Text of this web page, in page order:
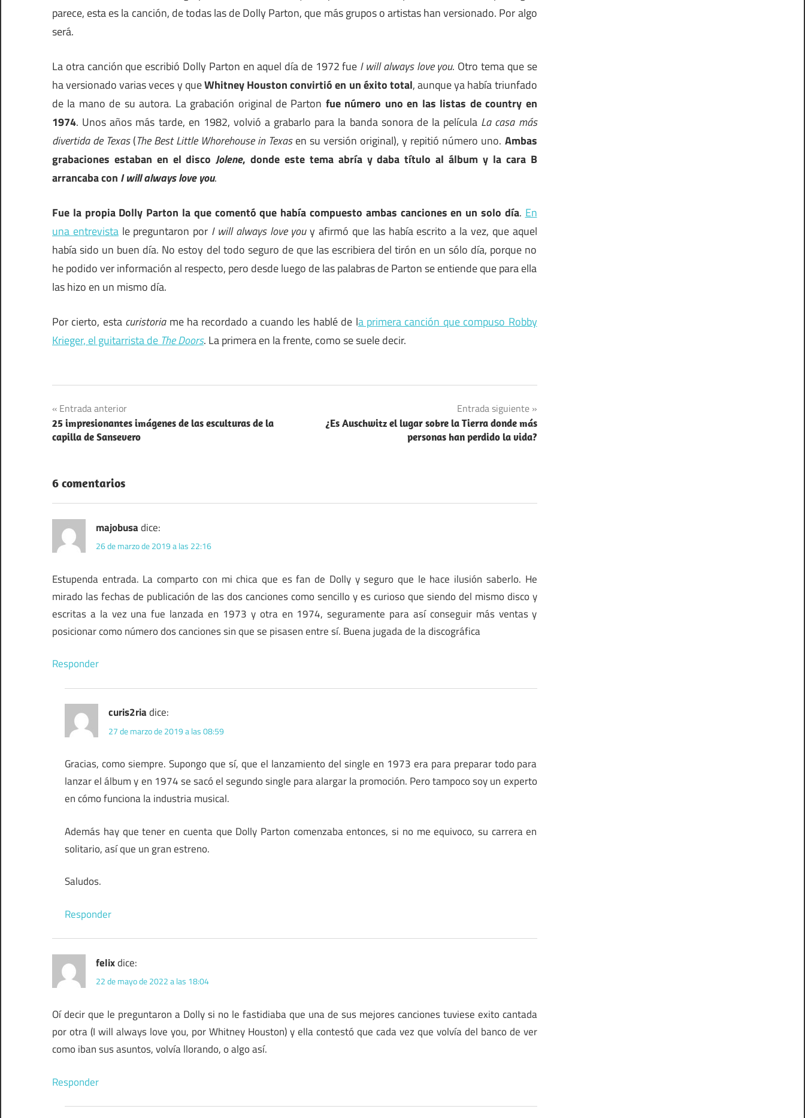
parece, esta es la canción, de todas las de Dolly Parton, que más grupos o artistas han versionado. Por algo
será.
La otra canción que escribió Dolly Parton en aquel día de 1972 fue I will always love you. Otro tema que se
ha versionado varias veces y queWhitney Houston convirtió en un éxito total, aunque ya había triunfado
de la mano de su autora. La grabación original de Parton fue número uno en las listas de country en
1974. Unos años más tarde, en 1982, volvió a grabarlo para la banda sonora de la película La casa más
divertida de Texas(The Best Little Whorehouse in Texasen su versión original), y repitió número uno. Ambas
grabaciones estaban en el discoJolene, donde este tema abría y daba título al álbum y la cara B
arrancaba con I will always love you.
Fue la propia Dolly Parton la que comentó que había compuesto ambas canciones en un solo día. En
una entrevistale preguntaron por I will always love youy afirmó que las había escrito a la vez, que aquel
había sido un buen día. No estoy del todo seguro de que las escribiera del tirón en un sólo día, porque no
he podido ver información al respecto, pero desde luego de las palabras de Parton se entiende que para ella
las hizo en un mismo día.
Por cierto, esta curistoriame ha recordado a cuando les hablé de la primera canción que compuso Robby
Krieger, el guitarrista de The Doors. La primera en la frente, como se suele decir.
Navegación
de
Entrada anterior
25 impresionantes imágenes de las esculturas de la
capilla de Sansevero
Entrada siguiente
¿Es Auschwitz el lugar sobre la Tierra donde más
personas han perdido la vida?
6 comentarios
majobusadice:
26 de marzo de 2019 a las 22:16
Estupenda entrada. La comparto con mi chica que es fan de Dolly y seguro que le hace ilusión saberlo. He
mirado las fechas de publicación de las dos canciones como sencillo y es curioso que siendo del mismo disco y
escritas a la vez una fue lanzada en 1973 y otra en 1974, seguramente para así conseguir más ventas y
posicionar como número dos canciones sin que se pisasen entre sí. Buena jugada de la discográfica
Responder
curis2ria dice:
27 de marzo de 2019 a las 08:59
Gracias, como siempre. Supongo que sí, que el lanzamiento del single en 1973 era para preparar todo para
lanzar el álbum y en 1974 se sacó el segundo single para alargar la promoción. Pero tampoco soy un experto
en cómo funciona la industria musical.
Además hay que tener en cuenta que Dolly Parton comenzaba entonces, si no me equivoco, su carrera en
solitario, así que un gran estreno.
Saludos.
Responder
felixdice:
22 de mayo de 2022 a las 18:04
Oí decir que le preguntaron a Dolly si no le fastidiaba que una de sus mejores canciones tuviese exito cantada
por otra (I will always love you, por Whitney Houston) y ella contestó que cada vez que volvía del banco de ver
como iban sus asuntos, volvía llorando, o algo así.
Responder